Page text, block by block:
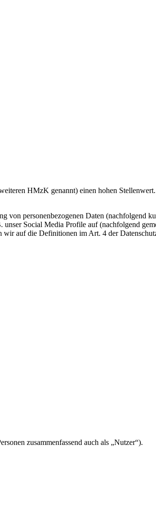
HMzK genannt) einen hohen
personenbezogenen Daten (nachfolgend
Social Media Profile auf (nachfolgend
auf die Definitionen im Art. 4 der
zusammenfassend auch als „Nutzer“).